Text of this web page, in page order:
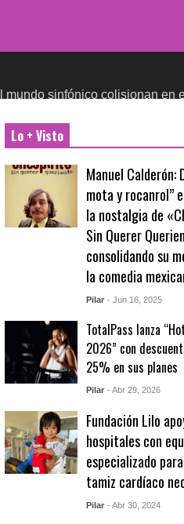
colisionan en el Teatro
Lo + Visto
Manuel Calderón:
mota y rocanrol”
la nostalgia de
Sin Querer
consolidando su
la comedia
Pilar - Jun 16, 2025
TotalPass lanza
2026” con
25% en sus planes
Pilar - Abr 29, 2026
Fundación Lilo
hospitales con
especializado
tamiz cardíaco
Pilar - Abr 30, 2024